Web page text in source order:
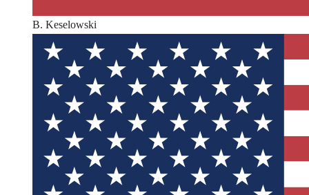
B. Keselowski